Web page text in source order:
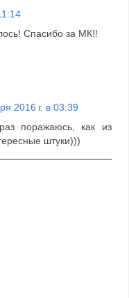
Спасибо за МК!!
2016 г. в 03:39
поражаюсь, как из
штуки)))